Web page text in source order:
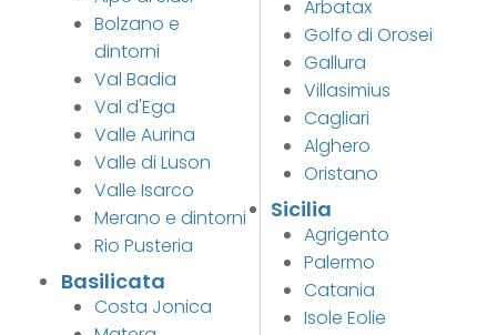
Bolzano e
dintorni
Val Badia
Val d'Ega
Valle Aurina
Valle di Luson
Valle Isarco
Merano e dintorni
Rio Pusteria
Basilicata
Costa Jonica
Arbatax
Golfo di Orosei
Gallura
Villasimius
Cagliari
Alghero
Oristano
Sicilia
Agrigento
Palermo
Catania
Isole Eolie